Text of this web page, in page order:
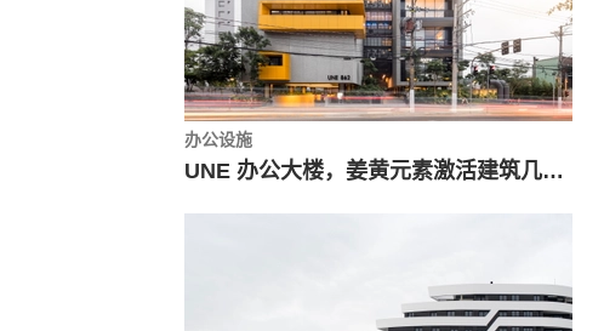
办公设施
UNE 办公大楼，姜黄元素激活建筑几何形态 / Gui Mattos